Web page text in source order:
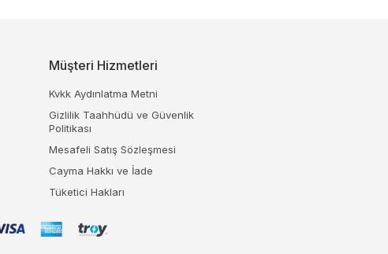
Müşteri Hizmetleri
Kvkk Aydınlatma Metni
Gizlilik Taahhüdü ve Güvenlik
Politikası
Mesafeli Satış Sözleşmesi
Cayma Hakkı ve İade
Tüketici Hakları